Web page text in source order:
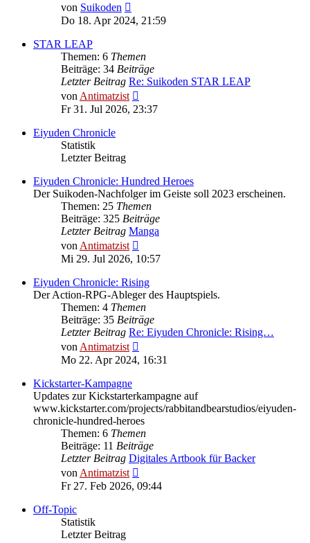
von Suikoden
Beitrag
Do 18. Apr 2024, 21:59
STAR LEAP
Themen: 6 Themen
Beiträge: 34 Beiträge
Letzter Beitrag Re: Suikoden STAR LEAP
vonAntimatzist
Beitrag
Fr 31. Jul 2026, 23:37
Eiyuden Chronicle
Statistik
Letzter Beitrag
Eiyuden Chronicle: Hundred Heroes
Der Suikoden-Nachfolger im Geiste soll 2023 erscheinen.
Themen: 25 Themen
Beiträge: 325 Beiträge
Letzter Beitrag Manga
vonAntimatzist
Beitrag
Mi 29. Jul 2026, 10:57
Eiyuden Chronicle: Rising
Der Action-RPG-Ableger des Hauptspiels.
Themen: 4 Themen
Beiträge: 35 Beiträge
Letzter Beitrag Re: Eiyuden Chronicle: Rising…
vonAntimatzist
Beitrag
Mo 22. Apr 2024, 16:31
Kickstarter-Kampagne
Updates zur Kickstarterkampagne auf
www.kickstarter.com/projects/rabbitandbearstudios/eiyuden-
chronicle-hundred-heroes
Themen: 6 Themen
Beiträge: 11 Beiträge
Letzter Beitrag Digitales Artbook für Backer
vonAntimatzist
Beitrag
Fr 27. Feb 2026, 09:44
Off-Topic
Statistik
Letzter Beitrag